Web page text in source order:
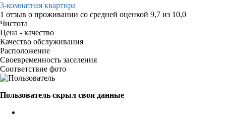
3-комнатная квартира
1 отзыв о проживании со средней оценкой 9,7 из 10,0
Чистота
Цена - качество
Качество обслуживания
Расположение
Своевременность заселения
Соответствие фото
Пользователь скрыл свои данные